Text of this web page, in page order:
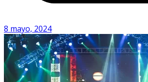
8 mayo, 2024